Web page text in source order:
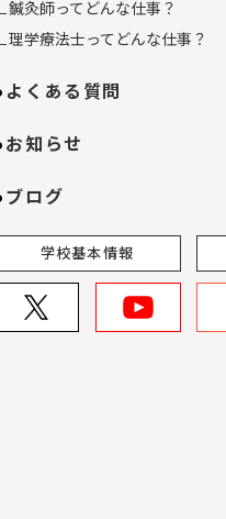
灸師ってどんな仕事？
学療法士ってどんな仕事？
よくある質問
お知らせ
ブログ
学校基本情報